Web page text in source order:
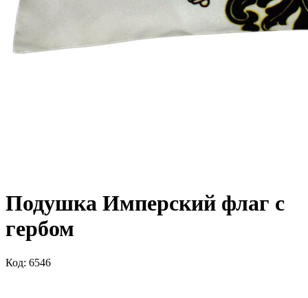
Подушка Имперский флаг с
гербом
Код: 6546